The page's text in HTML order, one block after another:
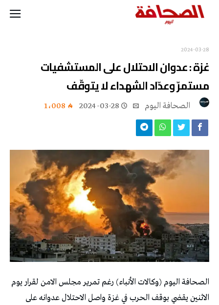
2024-03-28
غزة : عدوان الاحتلال على المستشفيات
مستمرّ وعدّاد الشهداء لا يتوقّف
2024-03-28 1٬008
الصحافة اليوم (وكالات الأنباء) رغم تمرير مجلس الامن لقرار يوم
الاثنين يقضي بوقف الحرب في غزة واصل الاحتلال عدوانه على